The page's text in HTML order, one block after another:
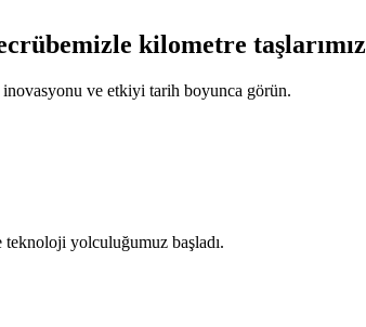
kilometre taşlarımız
ve etkiyi tarih boyunca görün.
teknoloji yolculuğumuz başladı.